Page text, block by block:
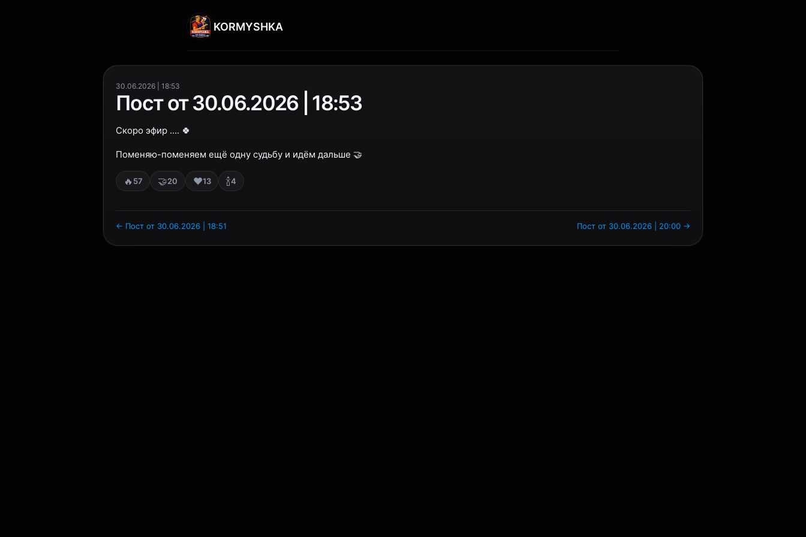
KORMYSHKA
30.06.2026 | 18:53
Пост от 30.06.2026 | 18:53
Скоро эфир …. 🍀
Поменяю-поменяем ещё одну судьбу и идём дальше 🤝
🔥 57 🤝20 ❤️13 🍾4
← Пост от 30.06.2026 | 18:51 Пост от 30.06.2026 | 20:00 →